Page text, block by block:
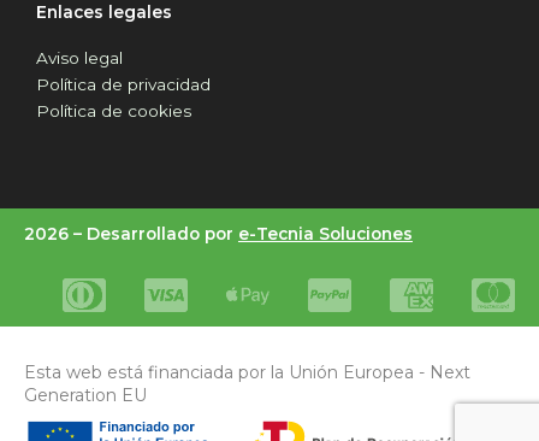
Enlaces legales
Aviso legal
Política de privacidad
Política de cookies
2026 – Desarrollado por e-Tecnia Soluciones
Esta web está financiada por la Unión Europea - Next
Generation EU